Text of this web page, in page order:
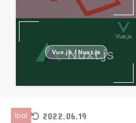
Vue.js / Nuxt.js
tool 2022.06.19